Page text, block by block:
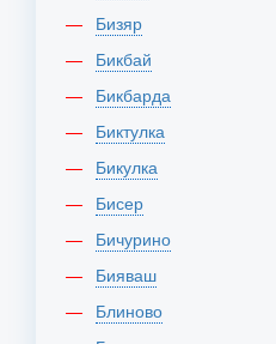
Бизяр
Бикбай
Бикбарда
Биктулка
Бикулка
Бисер
Бичурино
Бияваш
Блиново